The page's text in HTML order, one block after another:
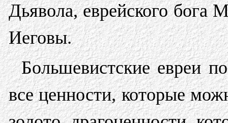
Дьявола, еврейского бога
Иеговы.
Большевистские евреи
все ценности, которые